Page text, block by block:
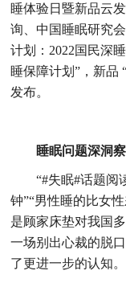
睡体验日暨新品云
询、中国睡眠研究
计划：2022国民深
睡保障计划”，新品
发布。
睡眠问题深洞
“#失眠#话题阅
钟”“男性睡的比女
是顾家床垫对我国
一场别出心裁的脱
了更进一步的认知。